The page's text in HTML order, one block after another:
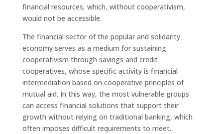
financial resources, which, without cooperativism,
would not be accessible.
The financial sector of the popular and solidarity
economy serves as a medium for sustaining
cooperativism through savings and credit
cooperatives, whose specific activity is financial
intermediation based on cooperative principles of
mutual aid. In this way, the most vulnerable groups
can access financial solutions that support their
growth without relying on traditional banking, which
often imposes difficult requirements to meet.